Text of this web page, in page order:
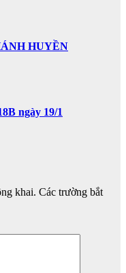
HUYỀN
ngày 19/1
khai. Các trường bắt